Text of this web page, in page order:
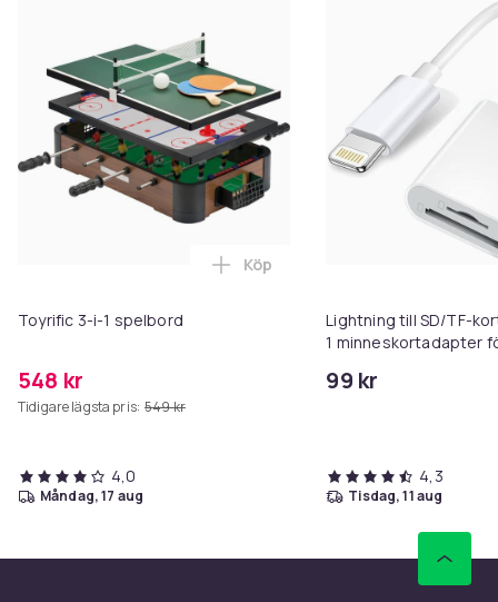
Toyrific 3-i-1 spelbord
548 kr
Tidigare lägsta pris: 549 kr
Lägg till Toyrific 3-i-1 spelbord
Köp
4,0
måndag, 17 aug
Lightning till SD/TF-
1 minneskortadapter
99 kr
4,3
tisdag, 11 aug